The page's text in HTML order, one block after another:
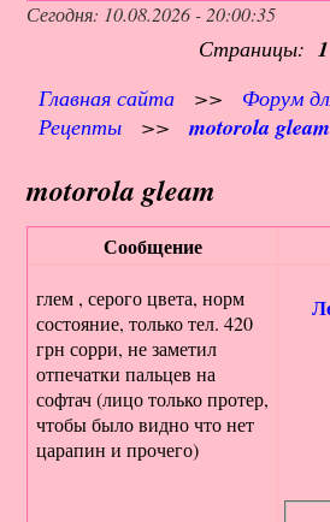
Сегодня: 10.08.2026 - 20:00:35
Страницы: 1
Главная сайта >> Форум
Рецепты
>>motorola gleam
motorola gleam
Сообщение
глем , серого цвета, норм
состояние, только тел. 420
грн сорри, не заметил
отпечатки пальцев на
софтач (лицо только протер,
чтобы было видно что нет
царапин и прочего)